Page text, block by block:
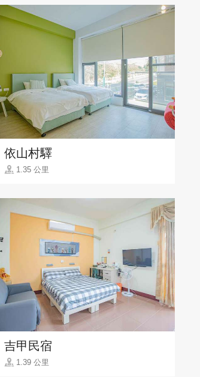
依山村驛
1.35 公里
吉甲民宿
1.39 公里